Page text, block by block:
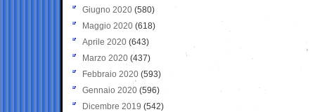
Giugno 2020 (580)
Maggio 2020 (618)
Aprile 2020 (643)
Marzo 2020 (437)
Febbraio 2020 (593)
Gennaio 2020 (596)
Dicembre 2019 (542)